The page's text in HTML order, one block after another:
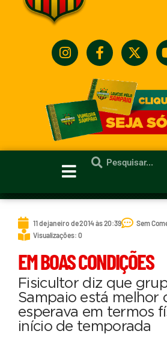
11 de janeiro de 2014 às 20:39
Sem
Visualizações: 0
EM BOAS CONDIÇÕES
Fisicultor diz que
Sampaio está melhor
esperava em termos
início de temporada